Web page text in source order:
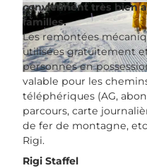
© Rigi Bahnen AG, Beat Brechbühl |CC-BY-
© Luzern Tourismus, Beat
CC-BY-NC-
conviennent très bien
familles.
Les remontées
utilisées gratuitement
personnes en
valable pour les
téléphériques (AG,
parcours, carte
de fer de montagne,
Rigi.
Rigi Staffel